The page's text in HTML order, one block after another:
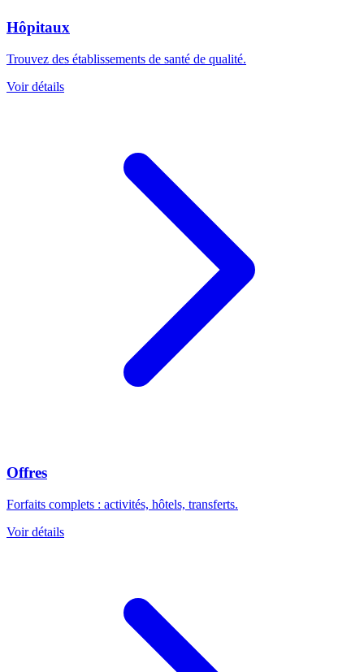
Hôpitaux
Trouvez des établissements de santé de qualité.
Voir détails
Offres
Forfaits complets : activités, hôtels, transferts.
Voir détails